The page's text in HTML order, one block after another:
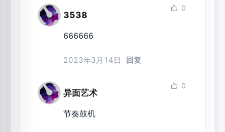
3538
0
666666
2023年3月14日 回复
异面艺术
0
节奏鼓机